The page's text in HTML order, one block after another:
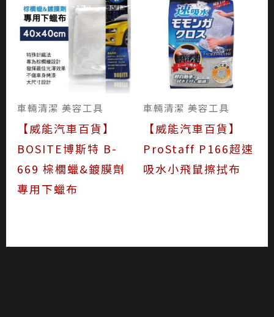
車輛清潔 美容工具
【威能汽車百貨】
BOSITE博斯特 B-
669 棕櫚蠟&鍍膜劑
專用下蠟布
車輛清潔 美容工具
【威能汽車百貨】
ProStaff P166超速
吸水小飛鼠擦拭布